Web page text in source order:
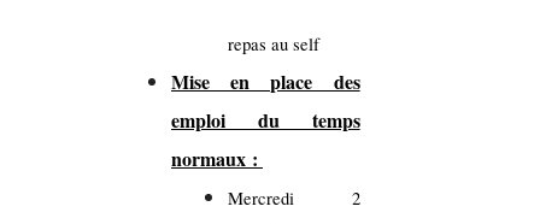
repas au self
Mise en place des
emploi du temps
normaux :
Mercredi 2